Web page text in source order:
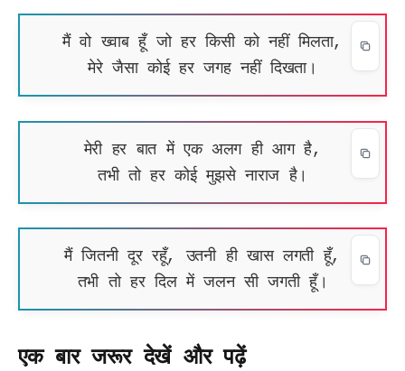
मैं वो ख्वाब हूँ जो हर किसी को नहीं मिलता,
मेरे जैसा कोई हर जगह नहीं दिखता।
मेरी हर बात में एक अलग ही आग है,
तभी तो हर कोई मुझसे नाराज है।
मैं जितनी दूर रहूँ, उतनी ही खास लगती हूँ,
तभी तो हर दिल में जलन सी जगती हूँ।
एक बार जरूर देखें और पढ़ें